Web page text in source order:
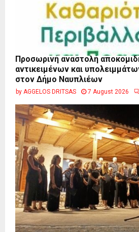
Προσωρινή αναστολή
αντικειμένων και
στον Δήμο Ναυπλιέων
by AGGELOS DRITSAS 7 August 2026